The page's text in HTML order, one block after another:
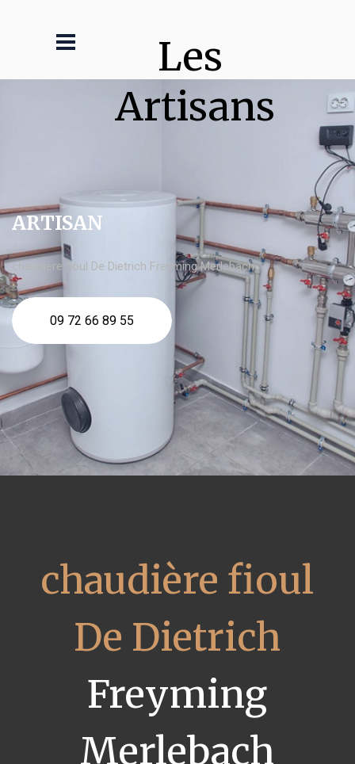
Les
Artisans
ARTISAN
chaudière fioul De Dietrich Freyming Merlebach
09 72 66 89 55
chaudière fioul
De Dietrich
Freyming
Merlebach